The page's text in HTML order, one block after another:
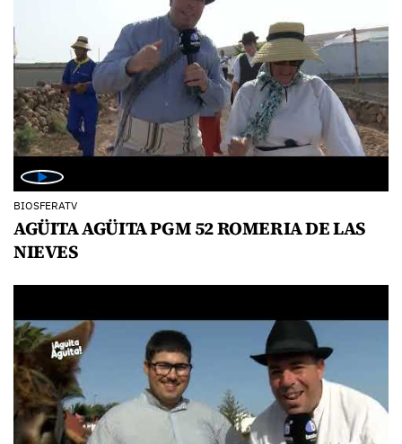
BIOSFERATV
AGÜITA AGÜITA PGM 52 ROMERIA DE LAS
NIEVES